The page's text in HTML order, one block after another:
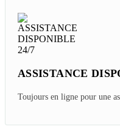
ASSISTANCE
Toujours en ligne pour une